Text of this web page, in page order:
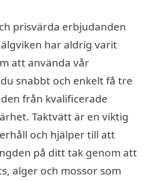
prisvärda erbjudanden
har aldrig varit
att använda vår
snabbt och enkelt få tre
från kvalificerade
Taktvätt är en viktig
och hjälper till att
på ditt tak genom att
alger och mossor som